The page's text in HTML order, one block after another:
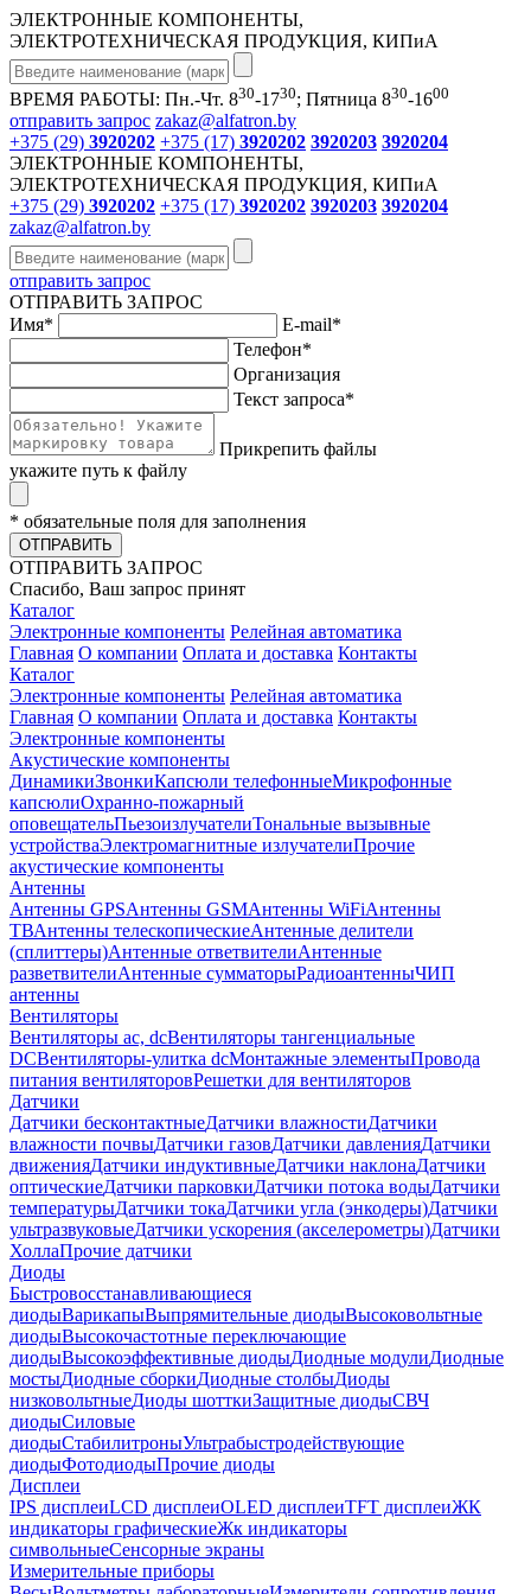
ЭЛЕКТРОННЫЕ КОМПОНЕНТЫ,
ЭЛЕКТРОТЕХНИЧЕСКАЯ ПРОДУКЦИЯ, КИПиА
ВРЕМЯ РАБОТЫ: Пн.-Чт. 830-1730; Пятница 830-1600
отправить запрос zakaz@alfatron.by
+375 (29) 3920202 +375 (17) 3920202 3920203 3920204
ЭЛЕКТРОННЫЕ КОМПОНЕНТЫ,
ЭЛЕКТРОТЕХНИЧЕСКАЯ ПРОДУКЦИЯ, КИПиА
+375 (29) 3920202 +375 (17) 3920202 3920203 3920204
zakaz@alfatron.by
отправить запрос
ОТПРАВИТЬ ЗАПРОС
Имя* E-mail*
Телефон*
Организация
Текст запроса*
Прикрепить файлы
укажите путь к файлу
* обязательные поля для заполнения
ОТПРАВИТЬ
ОТПРАВИТЬ ЗАПРОС
Спасибо, Ваш запрос принят
Каталог
Электронные компоненты Релейная автоматика
Главная О компании Оплата и доставка Контакты
Каталог
Электронные компоненты Релейная автоматика
Главная О компании Оплата и доставка Контакты
Электронные компоненты
Акустические компоненты
ДинамикиЗвонкиКапсюли телефонныеМикрофонные
капсюлиОхранно-пожарный
оповещательПьезоизлучателиТональные вызывные
устройстваЭлектромагнитные излучателиПрочие
акустические компоненты
Антенны
Антенны GPSАнтенны GSMАнтенны WiFiАнтенны
ТВАнтенны телескопическиеАнтенные делители
(сплиттеры)Антенные ответвителиАнтенные
разветвителиАнтенные сумматорыРадиоантенныЧИП
антенны
Вентиляторы
Вентиляторы ac, dcВентиляторы тангенциальные
DCВентиляторы-улитка dcМонтажные элементыПровода
питания вентиляторовРешетки для вентиляторов
Датчики
Датчики бесконтактныеДатчики влажностиДатчики
влажности почвыДатчики газовДатчики давленияДатчики
движенияДатчики индуктивныеДатчики наклонаДатчики
оптическиеДатчики парковкиДатчики потока водыДатчики
температурыДатчики токаДатчики угла (энкодеры)Датчики
ультразвуковыеДатчики ускорения (акселерометры)Датчики
ХоллаПрочие датчики
Диоды
Быстровосстанавливающиеся
диодыВарикапыВыпрямительные диодыВысоковольтные
диодыВысокочастотные переключающие
диодыВысокоэффективные диодыДиодные модулиДиодные
мостыДиодные сборкиДиодные столбыДиоды
низковольтныеДиоды шотткиЗащитные диодыСВЧ
диодыСиловые
диодыСтабилитроныУльтрабыстродействующие
диодыФотодиодыПрочие диоды
Дисплеи
IPS дисплеиLCD дисплеиOLED дисплеиTFT дисплеиЖК
индикаторы графическиеЖк индикаторы
символьныеСенсорные экраны
Измерительные приборы